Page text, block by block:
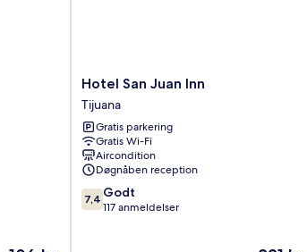
Hotel
San
Juan
Inn
Tijuana
Hotel San Juan Inn
Tijuana
Gratis parkering
Gratis Wi-Fi
Aircondition
Døgnåben reception
7.4
ud
7,4 Godt
117 anmeldelser